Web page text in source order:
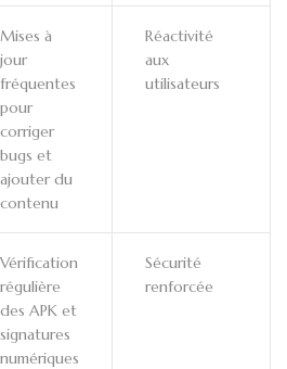
Réactivité
aux
utilisateurs
Mises à
jour
fréquentes
pour
corriger
bugs et
ajouter du
contenu
Sécurité
renforcée
Vérification
régulière
des APK et
signatures
numériques